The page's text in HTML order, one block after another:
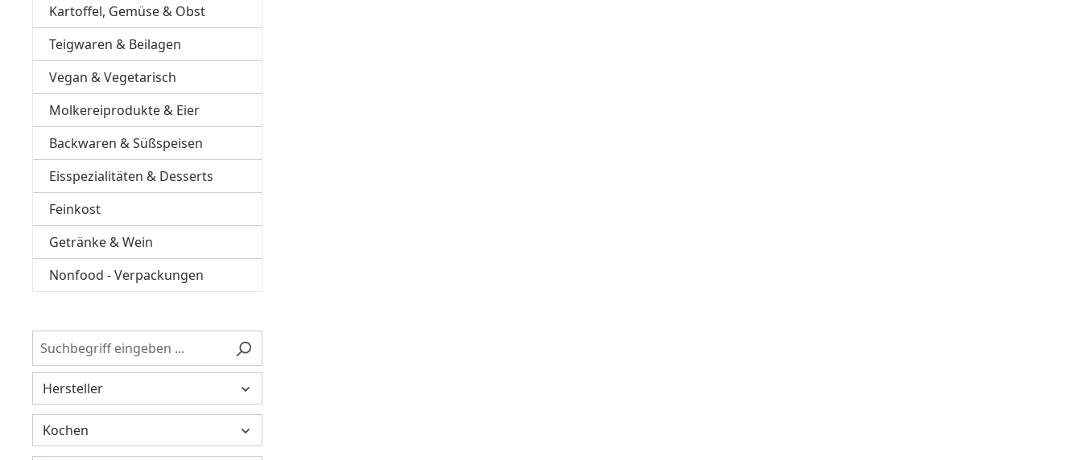
Kartoffel, Gemüse & Obst
Teigwaren & Beilagen
Vegan & Vegetarisch
Molkereiprodukte & Eier
Backwaren & Süßspeisen
Eisspezialitäten & Desserts
Feinkost
Getränke & Wein
Nonfood - Verpackungen
Hersteller
Kochen